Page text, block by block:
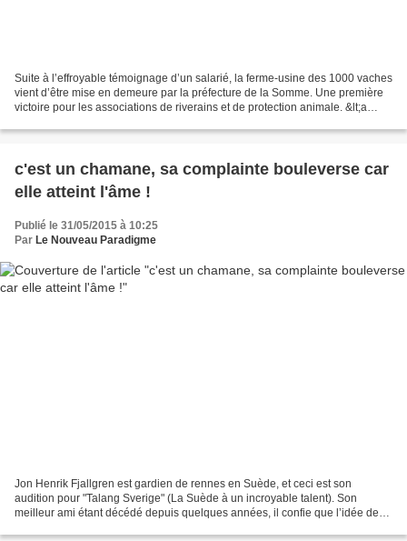
Suite à l’effroyable témoignage d’un salarié, la ferme-usine des 1000 vaches
vient d’être mise en demeure par la préfecture de la Somme. Une première
victoire pour les associations de riverains et de protection animale. &lt;a
NDqGpRNBDkBrn47HDJQKQB1aZDvfzy5AiIIruT2_D0B0lLeeohESQCrVZ4
4EAAAAAQBVU0QAVVNEACwBWAIkqAAAJwQBAgUAAQAAAAAAvx6hMA
AAAAA./cnd=%21JwaNNgiQqacEEIqwqA4Y9vwQIAA./referrer=http%3A%2F
%2F01-edito-atf-laplacemedia-
bin%2Fdispatch.fcgi%3Fa.A%3Dcl%26a.si%3D1995%26a.te%3D1%26a.aa
p%3D1%26a.agi%3D161%26g.lu%3Dhttp%3A//bs.serving-
7%26Page%3D%26PluID%3D0%26Pos%3D106327799"...
c'est un chamane, sa complainte bouleverse car
elle atteint l'âme !
Publié le 31/05/2015 à 10:25
Par Le Nouveau Paradigme
Jon Henrik Fjallgren est gardien de rennes en Suède, et ceci est son
audition pour "Talang Sverige" (La Suède à un incroyable talent). Son
meilleur ami étant décédé depuis quelques années, il confie que l’idée de